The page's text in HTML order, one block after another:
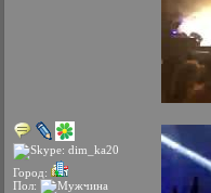
Город:
Пол: